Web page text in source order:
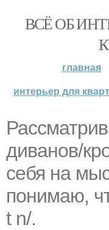
ВСЁ ОБ
главная
интерьер для
диванов/
себя на
понимаю,
t n/.